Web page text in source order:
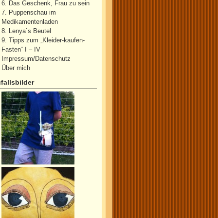
6. Das Geschenk, Frau zu sein
7. Puppenschau im
Medikamentenladen
8. Lenya`s Beutel
9. Tipps zum „Kleider-kaufen-
Fasten“ I – IV
Impressum/Datenschutz
Über mich